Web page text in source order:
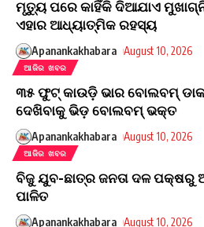
ମୃତ୍ୟୁ ପରେ କାହିଁକି ଦିଆଯାଏ
ଏହାର ଆଧ୍ୟାତ୍ମିକ ରହସ୍ୟ
Apanankakhabara August 10, 2026
ଆଜିର ଖବର
୩୫ ଫୁଟ୍‌ କାଉଡ଼ି ଭାର ବୋଲବମ୍
ଦେଖିବାକୁ ଭିଡ଼ ବୋଲବମ୍ ଭକ୍ତ
Apanankakhabara August 10, 2026
ଆଜିର ଖବର
ବିଜୁ ଯୁବ-ଛାତ୍ର ଜନତା ଦଳ ପକ୍ଷରୁ
ପାଳିତ
Apanankakhabara August 10, 2026